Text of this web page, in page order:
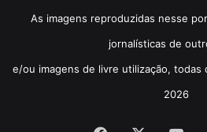
As imagens reproduzidas nesse
jornalísticas de
e/ou imagens de livre utilização, todas
2026